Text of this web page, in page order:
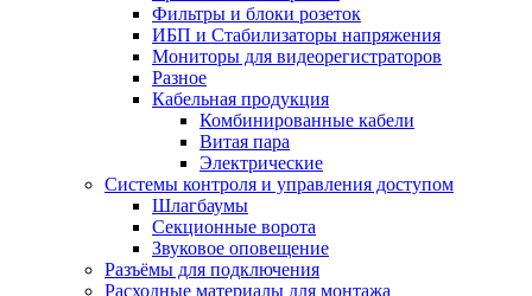
Фильтры и блоки розеток
ИБП и Стабилизаторы напряжения
Мониторы для видеорегистраторов
Разное
Кабельная продукция
Комбинированные кабели
Витая пара
Электрические
Системы контроля и управления доступом
Шлагбаумы
Секционные ворота
Звуковое оповещение
Разъёмы для подключения
Расходные материалы для монтажа